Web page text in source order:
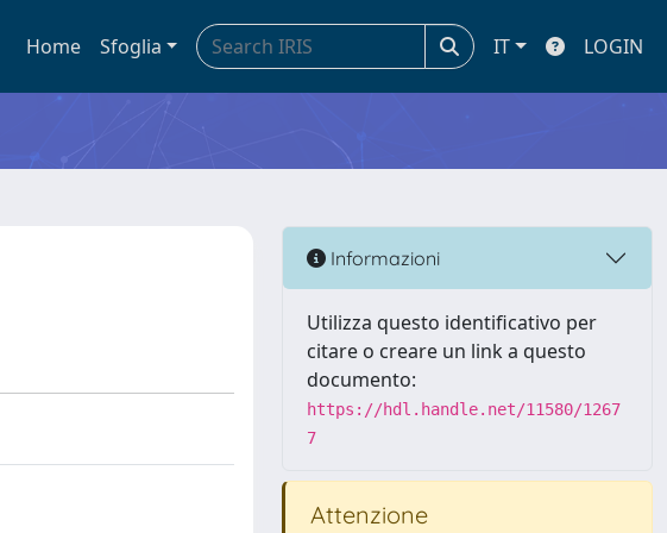
Home Sfoglia IT LOGIN
Informazioni
Utilizza questo identificativo per
citare o creare un link a questo
documento:
https://hdl.handle.net/11580/1267
7
Attenzione